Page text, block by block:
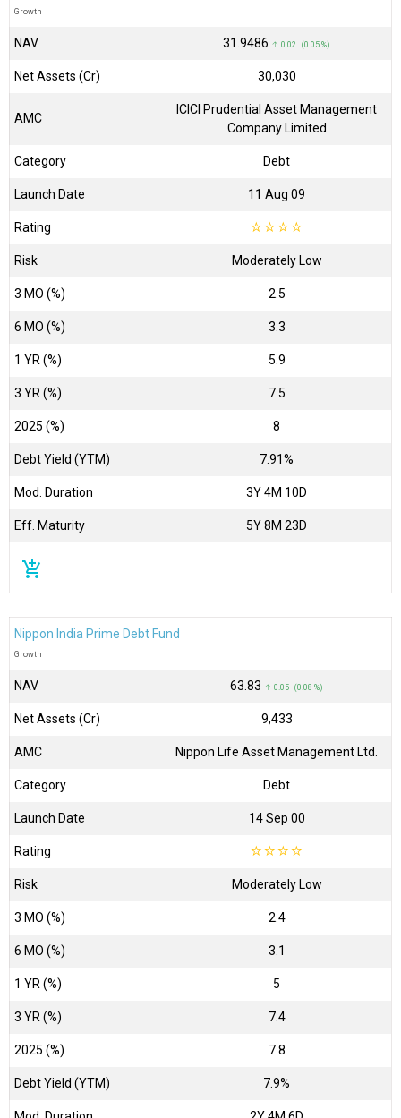
Growth
NAV ₹31.9486 ↑ 0.02 (0.05 %)
Net Assets (Cr) ₹30,030
AMC
ICICI Prudential Asset Management
Company Limited
Category Debt
Launch Date 11 Aug 09
Rating ☆☆☆☆
Risk Moderately Low
3 MO (%) 2.5
6 MO (%) 3.3
1 YR (%) 5.9
3 YR (%) 7.5
2025 (%) 8
Debt Yield (YTM) 7.91%
Mod. Duration 3Y 4M 10D
Eff. Maturity 5Y 8M 23D
add_shopping_cart
Nippon India Prime Debt Fund
Growth
NAV ₹63.83 ↑ 0.05 (0.08 %)
Net Assets (Cr) ₹9,433
AMC Nippon Life Asset Management Ltd.
Category Debt
Launch Date 14 Sep 00
Rating ☆☆☆☆
Risk Moderately Low
3 MO (%) 2.4
6 MO (%) 3.1
1 YR (%) 5
3 YR (%) 7.4
2025 (%) 7.8
Debt Yield (YTM) 7.9%